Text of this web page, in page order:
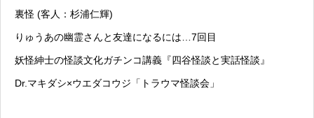
裏怪 (客人：杉浦仁輝)
りゅうあの幽霊さんと友達になるには…7回目
妖怪紳士の怪談文化ガチンコ講義『四谷怪談と実話怪談』
Dr.マキダシ×ウエダコウジ「トラウマ怪談会」